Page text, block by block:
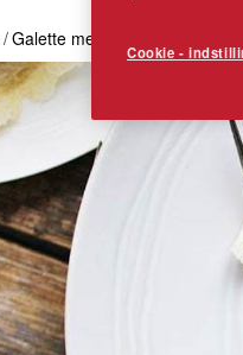
/Galette med stegte grønsager,
Cookie -